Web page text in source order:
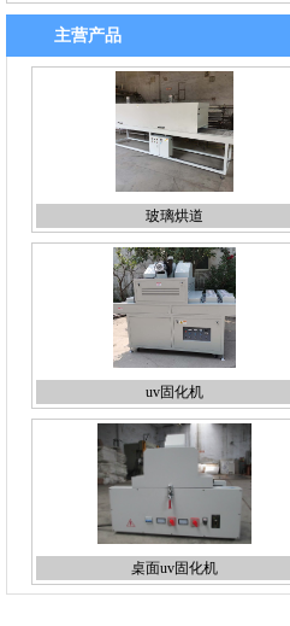
主营产品
玻璃烘道
uv固化机
桌面uv固化机